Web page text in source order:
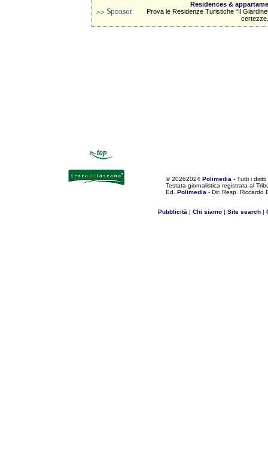
Residences &
Prova le Residenze Turistiche “Il
certezze.
©20262024 Polimedia - Tutti i diritti
Testata giornalistica registrata al
Ed. Polimedia - Dir. Resp. Riccardo
Pubblicità | Chi siamo | Site search |